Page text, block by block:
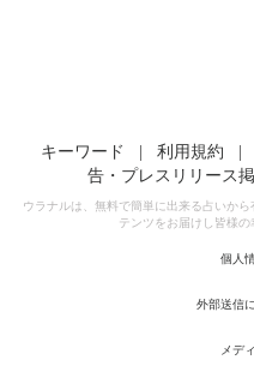
キーワード | 利用規約 |
告・プレスリリース
ウラナルは、無料で簡単に出来る占いか
テンツをお届けし皆様の
個人
外部送信
メデ